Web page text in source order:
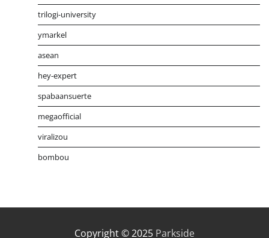
trilogi-university
ymarkel
asean
hey-expert
spabaansuerte
megaofficial
viralizou
bombou
Copyright © 2025 Parkside